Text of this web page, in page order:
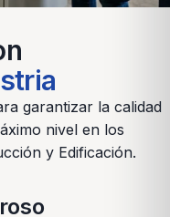
garantizar la calidad
nivel en los
y Edificación.